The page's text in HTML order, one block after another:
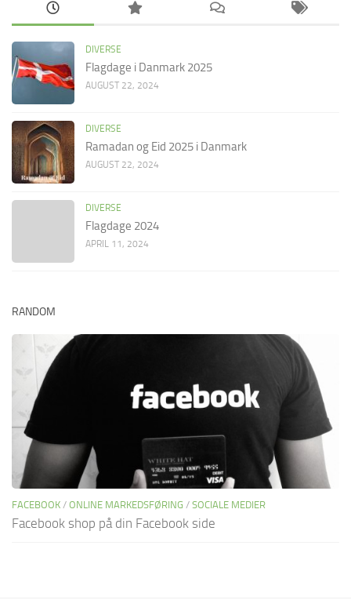
DIVERSE
Flagdage i Danmark 2025
AUGUST 22, 2024
DIVERSE
Ramadan og Eid 2025 i Danmark
AUGUST 22, 2024
DIVERSE
Flagdage 2024
APRIL 11, 2024
RANDOM
FACEBOOK / ONLINE MARKEDSFØRING / SOCIALE MEDIER
Facebook shop på din Facebook side